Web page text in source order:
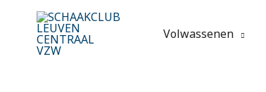
Volwassenen